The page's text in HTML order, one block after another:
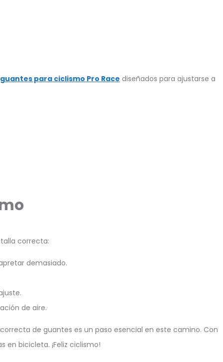
guantes para ciclismo Pro Race diseñados para ajustarse a
correcta:
demasiado.
de aire.
de guantes es un paso esencial en este camino. Con
bicicleta. ¡Feliz ciclismo!